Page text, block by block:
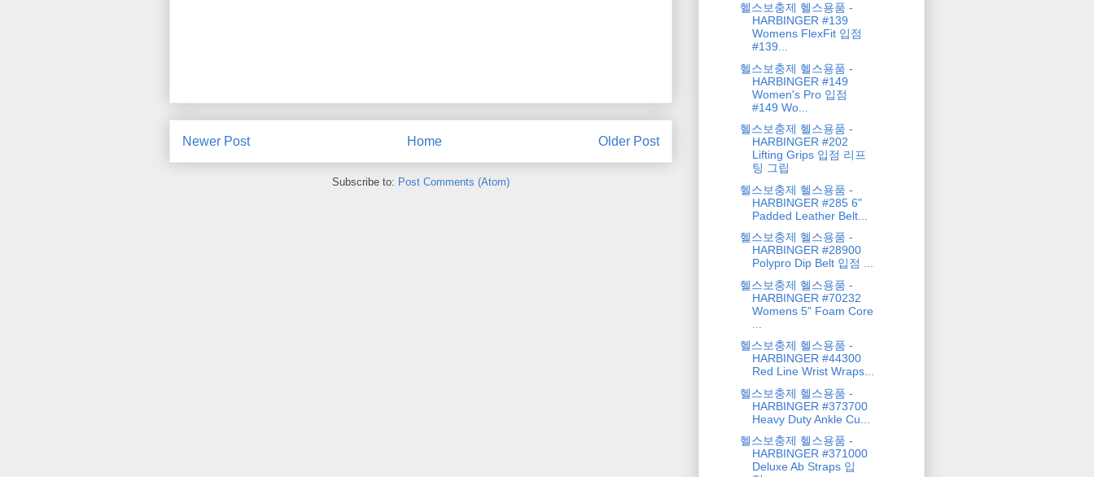
Newer Post Older Post
Home
Subscribe to: Post Comments (Atom)
헬스보충제 헬스용품 -
HARBINGER #139
Womens FlexFit 입점
#139...
헬스보충제 헬스용품 -
HARBINGER #149
Women's Pro 입점
#149 Wo...
헬스보충제 헬스용품 -
HARBINGER #202
Lifting Grips 입점 리프
팅 그립
헬스보충제 헬스용품 -
HARBINGER #285 6"
Padded Leather Belt...
헬스보충제 헬스용품 -
HARBINGER #28900
Polypro Dip Belt 입점 ...
헬스보충제 헬스용품 -
HARBINGER #70232
Womens 5" Foam Core
헬스보충제 헬스용품 -
HARBINGER #44300
Red Line Wrist Wraps...
헬스보충제 헬스용품 -
HARBINGER #373700
Heavy Duty Ankle Cu...
헬스보충제 헬스용품 -
HARBINGER #371000
Deluxe Ab Straps 입